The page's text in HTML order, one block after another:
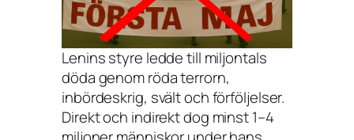
Lenins styre ledde till miljontals
döda genom röda terrorn,
inbördeskrig, svält och förföljelser.
Direkt och indirekt dog minst 1–4